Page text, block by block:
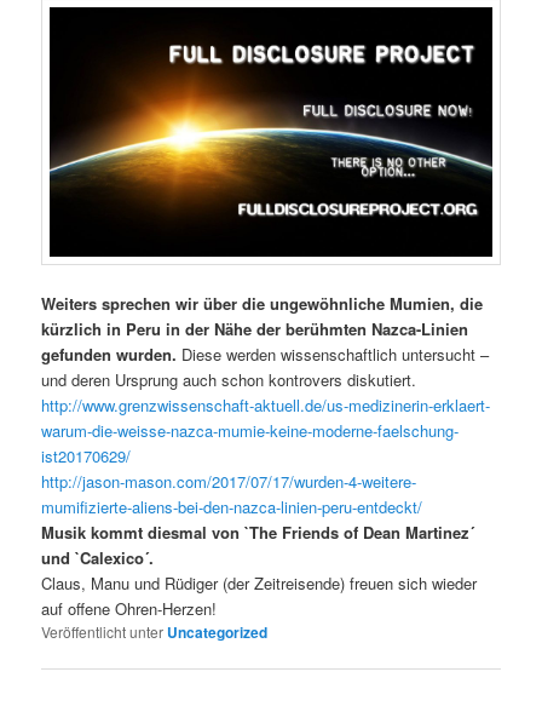
Weiters sprechen wir über die ungewöhnliche Mumien, die
kürzlich in Peru in der Nähe der berühmten Nazca-Linien
gefunden wurden. Diese werden wissenschaftlich untersucht –
und deren Ursprung auch schon kontrovers diskutiert.
http://www.grenzwissenschaft-aktuell.de/us-medizinerin-erklaert-
warum-die-weisse-nazca-mumie-keine-moderne-faelschung-
ist20170629/
http://jason-mason.com/2017/07/17/wurden-4-weitere-
mumifizierte-aliens-bei-den-nazca-linien-peru-entdeckt/
Musik kommt diesmal von `The Friends of Dean Martinez´
und `Calexico´.
Claus, Manu und Rüdiger (der Zeitreisende) freuen sich wieder
auf offene Ohren-Herzen!
Veröffentlicht unter Uncategorized